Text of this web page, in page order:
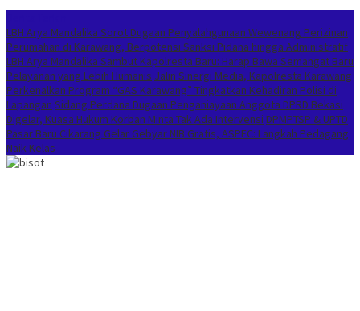
LBH Arya Mandalika Sorot Dugaan Penyalahgunaan Wewenang Perizinan
Perumahan di Karawang, Berpotensi Sanksi Pidana hingga Administratif
LBH Arya Mandalika Sambut Kapolresta Baru: Harap Bawa Semangat Baru
Pelayanan yang Lebih Humanis Jalin Sinergi Media, Kapolresta Karawang
Perkenalkan Program “GAS Karawang” Tingkatkan Kehadiran Polisi di
Lapangan Sidang Perdana Dugaan Penganiayaan Anggota DPRD Bekasi
Digelar, Kuasa Hukum Korban Minta Tak Ada Intervensi DPMPTSP & UPTD
Pasar Baru Cikarang Gelar Gebyar NIB Gratis, ASPEC: Langkah Pedagang
Naik Kelas